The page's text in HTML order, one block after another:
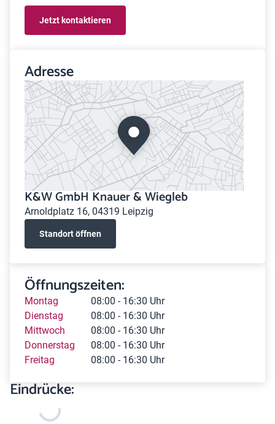
Jetzt kontaktieren
Adresse
K&W GmbH Knauer & Wiegleb
Arnoldplatz 16, 04319 Leipzig
Standort öffnen
Öffnungszeiten:
Montag
08:00 - 16:30 Uhr
Dienstag
08:00 - 16:30 Uhr
Mittwoch
08:00 - 16:30 Uhr
Donnerstag
08:00 - 16:30 Uhr
Freitag
08:00 - 16:30 Uhr
Eindrücke: